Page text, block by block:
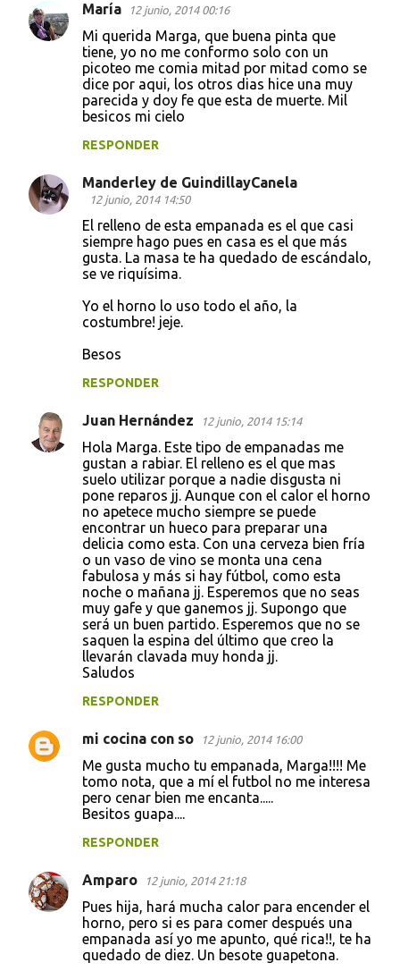
María 12 junio, 2014 00:16
Mi querida Marga, que buena pinta que
tiene, yo no me conformo solo con un
picoteo me comia mitad por mitad como se
dice por aqui, los otros dias hice una muy
parecida y doy fe que esta de muerte. Mil
besicos mi cielo
RESPONDER
Manderley de GuindillayCanela
12 junio, 2014 14:50
El relleno de esta empanada es el que casi
siempre hago pues en casa es el que más
gusta. La masa te ha quedado de escándalo,
se ve riquísima.
Yo el horno lo uso todo el año, la
costumbre! jeje.
Besos
RESPONDER
Juan Hernández 12 junio, 2014 15:14
Hola Marga. Este tipo de empanadas me
gustan a rabiar. El relleno es el que mas
suelo utilizar porque a nadie disgusta ni
pone reparos jj. Aunque con el calor el horno
no apetece mucho siempre se puede
encontrar un hueco para preparar una
delicia como esta. Con una cerveza bien fría
o un vaso de vino se monta una cena
fabulosa y más si hay fútbol, como esta
noche o mañana jj. Esperemos que no seas
muy gafe y que ganemos jj. Supongo que
será un buen partido. Esperemos que no se
saquen la espina del último que creo la
llevarán clavada muy honda jj.
Saludos
RESPONDER
mi cocina con so 12 junio, 2014 16:00
Me gusta mucho tu empanada, Marga!!!! Me
tomo nota, que a mí el futbol no me interesa
pero cenar bien me encanta.....
Besitos guapa....
RESPONDER
Amparo 12 junio, 2014 21:18
Pues hija, hará mucha calor para encender el
horno, pero si es para comer después una
empanada así yo me apunto, qué rica!!, te ha
quedado de diez. Un besote guapetona.